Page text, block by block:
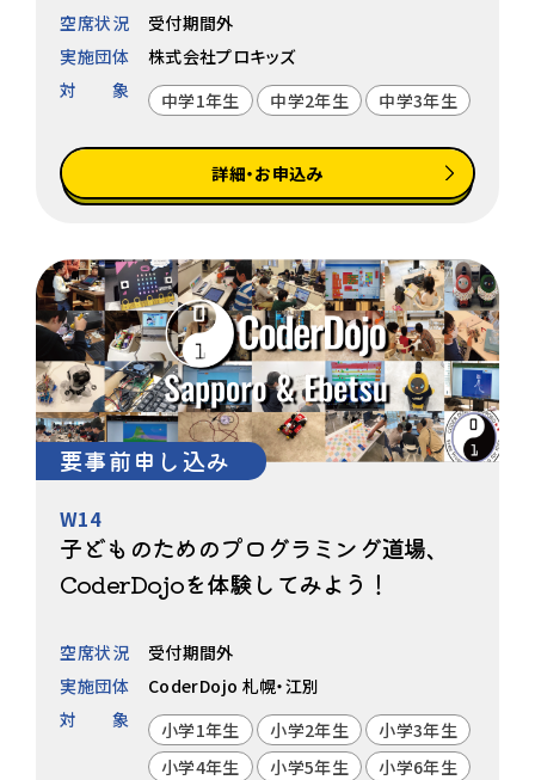
空席状況
受付期間外
実施団体
株式会社プロキッズ
対象
中学1年生 中学2年生 中学3年生
詳細・お申込み
要事前申し込み
W14
子どものためのプログラミング道場、
CoderDojoを体験してみよう！
空席状況
受付期間外
実施団体
CoderDojo 札幌・江別
対象
小学1年生 小学2年生
小学3年生
小学4年生
小学5年生
小学6年生